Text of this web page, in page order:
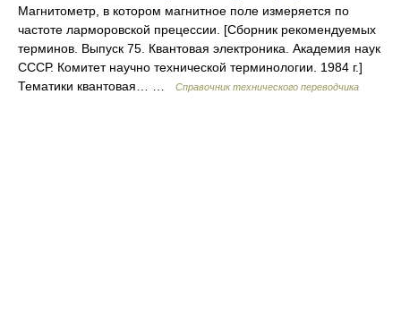
Магнитометр, в котором магнитное поле измеряется по
частоте ларморовской прецессии. [Сборник рекомендуемых
терминов. Выпуск 75. Квантовая электроника. Академия наук
СССР. Комитет научно технической терминологии. 1984 г.]
Тематики квантовая… …
Справочник технического переводчика